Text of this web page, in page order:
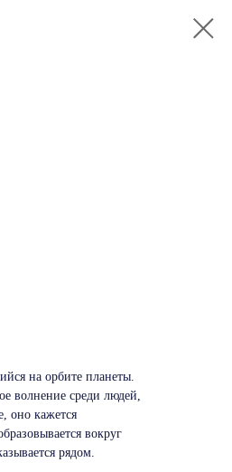
на орбите планеты.
волнение среди людей,
оно кажется
вокруг
рядом.